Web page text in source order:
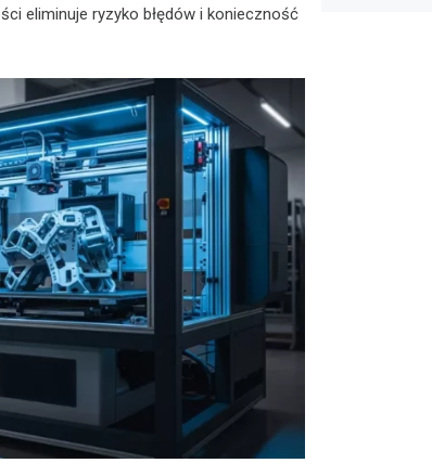
eliminuje ryzyko błędów i konieczność